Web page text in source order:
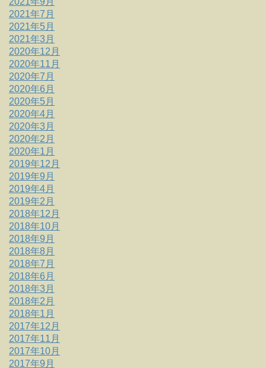
2021年7月
2021年5月
2021年3月
2020年12月
2020年11月
2020年7月
2020年6月
2020年5月
2020年4月
2020年3月
2020年2月
2020年1月
2019年12月
2019年9月
2019年4月
2019年2月
2018年12月
2018年10月
2018年9月
2018年8月
2018年7月
2018年6月
2018年3月
2018年2月
2018年1月
2017年12月
2017年11月
2017年10月
2017年9月